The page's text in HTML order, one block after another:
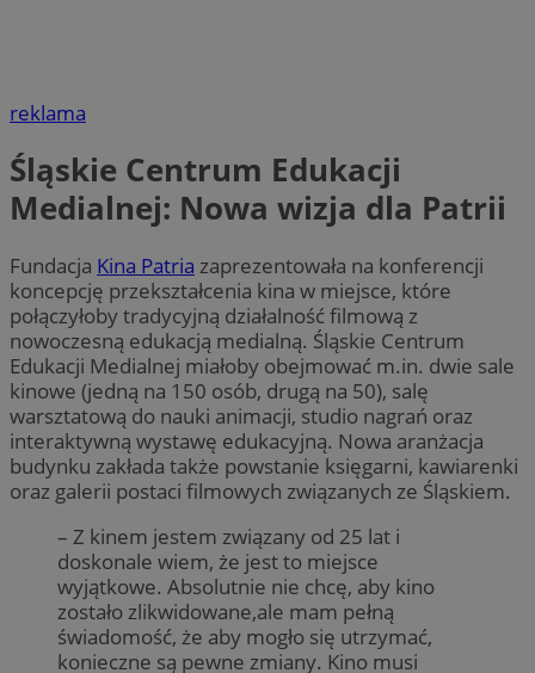
reklama
Śląskie Centrum Edukacji
Medialnej: Nowa wizja dla Patrii
Fundacja Kina Patria zaprezentowała na konferencji
koncepcję przekształcenia kina w miejsce, które
połączyłoby tradycyjną działalność filmową z
nowoczesną edukacją medialną. Śląskie Centrum
Edukacji Medialnej miałoby obejmować m.in. dwie sale
kinowe (jedną na 150 osób, drugą na 50), salę
warsztatową do nauki animacji, studio nagrań oraz
interaktywną wystawę edukacyjną. Nowa aranżacja
budynku zakłada także powstanie księgarni, kawiarenki
oraz galerii postaci filmowych związanych ze Śląskiem.
– Z kinem jestem związany od 25 lat i
doskonale wiem, że jest to miejsce
wyjątkowe. Absolutnie nie chcę, aby kino
zostało zlikwidowane,ale mam pełną
świadomość, że aby mogło się utrzymać,
konieczne są pewne zmiany. Kino musi